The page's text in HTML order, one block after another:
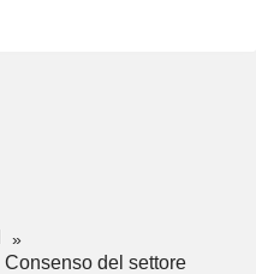
Consenso del settore